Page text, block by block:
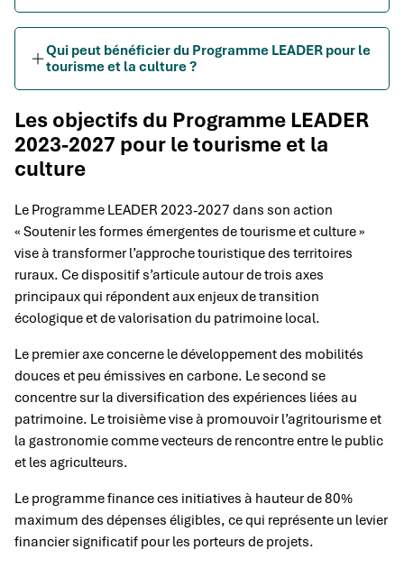
Qui peut bénéficier du Programme LEADER pour le
tourisme et la culture ?
Les objectifs du Programme LEADER
2023-2027 pour le tourisme et la
culture
Le Programme LEADER 2023-2027 dans son action
« Soutenir les formes émergentes de tourisme et culture »
vise à transformer l’approche touristique des territoires
ruraux. Ce dispositif s’articule autour de trois axes
principaux qui répondent aux enjeux de transition
écologique et de valorisation du patrimoine local.
Le premier axe concerne le développement des mobilités
douces et peu émissives en carbone. Le second se
concentre sur la diversification des expériences liées au
patrimoine. Le troisième vise à promouvoir l’agritourisme et
la gastronomie comme vecteurs de rencontre entre le public
et les agriculteurs.
Le programme finance ces initiatives à hauteur de 80%
maximum des dépenses éligibles, ce qui représente un levier
financier significatif pour les porteurs de projets.